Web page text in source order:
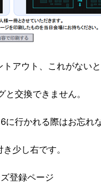
アウト、これがないと
交換できません。
行かれる際はお忘れ
少し右です。
登録ページ